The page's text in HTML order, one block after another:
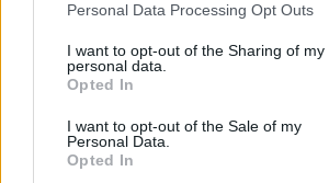
negar su consentimiento. Tenga en cuenta
de su consentimiento, pero usted tiene el
rechazar tal procesamiento. Sus
cualquier momento entrando de nuevo en
visitando nuestra política de privacidad.
Personal Data Processing Opt Outs
I want to opt-out of the Sharing of my
personal data.
Opted In
I want to opt-out of the Sale of my
Personal Data.
Opted In